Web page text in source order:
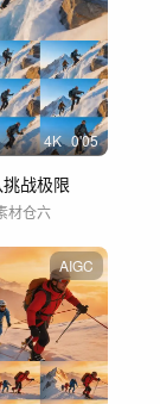
4K 0'05
战极限
材仓六
AIGC